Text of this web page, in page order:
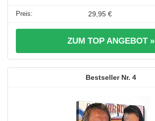
29,95 €
ZUM TOP ANGEBOT »
4